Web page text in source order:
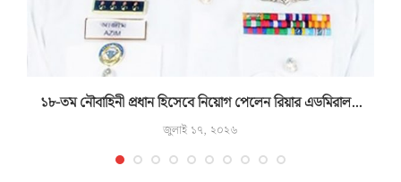
১৮-তম নৌবাহিনী প্রধান হিসেবে নিয়োগ পেলেন রিয়ার এডমিরাল...
জুলাই ১৭, ২০২৬